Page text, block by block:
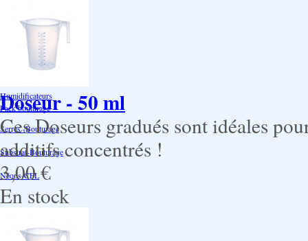
Testeur Hanna Ec
Testeur Hanna Ec/Ph
Température Hygrométrie
Humidificateurs
Pack bouturage
Serres -Bouturage
Substrat-Bouturage
Néons-CFL
Doseur - 50 ml
Ces Doseurs gradués sont idéales
additifs concentrés !
3,00 €
En stock